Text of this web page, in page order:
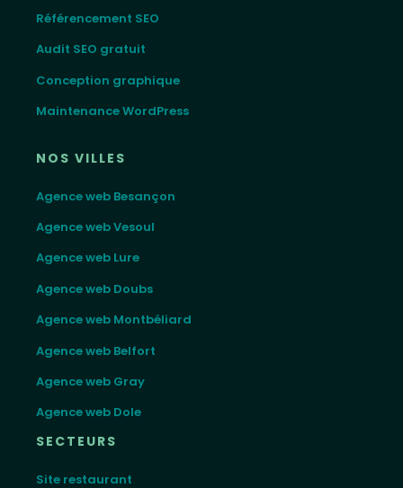
Référencement SEO
Audit SEO gratuit
Conception graphique
Maintenance WordPress
NOS VILLES
Agence web Besançon
Agence web Vesoul
Agence web Lure
Agence web Doubs
Agence web Montbéliard
Agence web Belfort
Agence web Gray
Agence web Dole
SECTEURS
Site restaurant